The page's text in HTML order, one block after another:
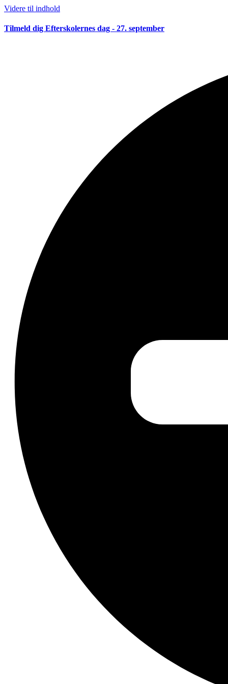
Videre til indhold
Tilmeld dig Efterskolernes dag - 27. september